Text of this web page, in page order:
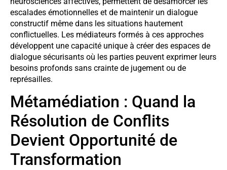
escalades émotionnelles et de maintenir un dialogue
constructif même dans les situations hautement
conflictuelles. Les médiateurs formés à ces approches
développent une capacité unique à créer des espaces de
dialogue sécurisants où les parties peuvent exprimer leurs
besoins profonds sans crainte de jugement ou de
représailles.
Métamédiation : Quand la
Résolution de Conflits
Devient Opportunité de
Transformation